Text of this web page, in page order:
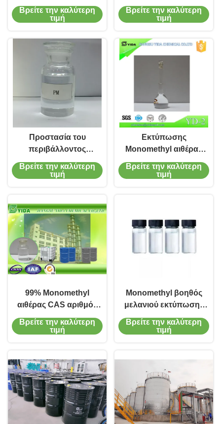
τύπος αιθέρα
CH3CHOHCH2OCH3
Βρείτε την καλύτερη
τιμή
μονομεθυλοαιθέρα Cas
20324-33-8
Βρείτε την καλύτερη
τιμή
Προστασία του
περιβάλλοντος
Προσανατολισμένο
διαλύτη
107-98-2
Βρείτε την καλύτερη
τιμή
Εκτύπωσης
Monomethyl αιθέρας
DPM CAS 34590-94-8
γλυκόλης Dipropylene
Βρείτε την καλύτερη
τιμή
99% Monomethyl
αιθέρας CAS αριθμός
107-98-2 γλυκόλης
προπυλενίου
Βρείτε την καλύτερη
τιμή
Monomethyl βοηθός
μελανιού εκτύπωσης
αιθέρα DPM γλυκόλης
προπυλενίου CAS
Βρείτε την καλύτερη
τιμή